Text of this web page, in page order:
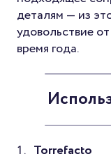
деталям — из
удовольствие
время года.
Torrefacto